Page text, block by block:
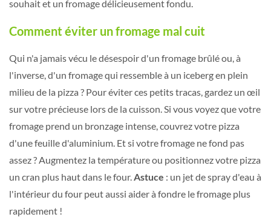
souhait et un fromage délicieusement fondu.
Comment éviter un fromage mal cuit
Qui n'a jamais vécu le désespoir d'un fromage brûlé ou, à
l'inverse, d'un fromage qui ressemble à un iceberg en plein
milieu de la pizza ? Pour éviter ces petits tracas, gardez un œil
sur votre précieuse lors de la cuisson. Si vous voyez que votre
fromage prend un bronzage intense, couvrez votre pizza
d'une feuille d'aluminium. Et si votre fromage ne fond pas
assez ? Augmentez la température ou positionnez votre pizza
un cran plus haut dans le four.Astuce : un jet de spray d'eau à
l'intérieur du four peut aussi aider à fondre le fromage plus
rapidement !